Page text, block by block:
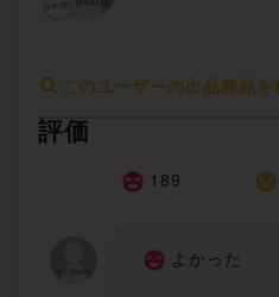
このユーザーの出品商品を
評価
189
よかった